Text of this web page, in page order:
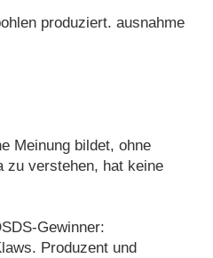
produziert. ausnahme
Meinung bildet, ohne
zu verstehen, hat keine
Gewinner:
Produzent und